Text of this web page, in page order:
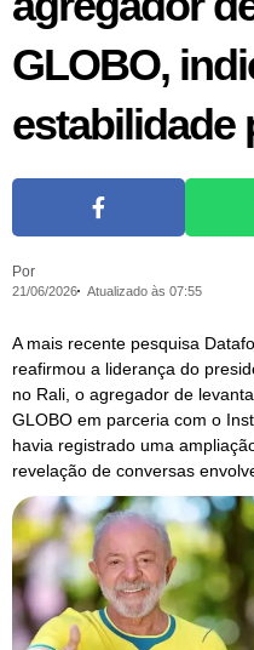
GLOBO,
estabilidade
Por
21/06/2026 Atualizado às 07:55
A mais recente pesquisa
reafirmou a liderança do
no Rali, o agregador de
GLOBO em parceria com o
havia registrado uma
revelação de conversas